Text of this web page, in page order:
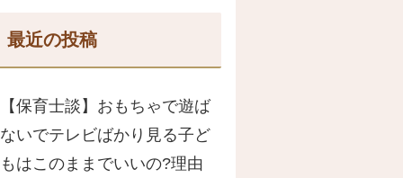
最近の投稿
【保育士談】おもちゃで遊ば
ないでテレビばかり見る子ど
もはこのままでいいの?理由